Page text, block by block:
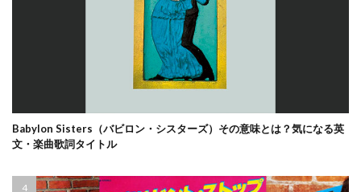
Babylon Sisters（バビロン・シスターズ）その意味とは？気になる英
文・楽曲歌詞タイトル